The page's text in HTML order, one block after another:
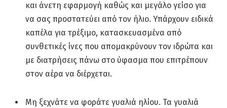
και άνετη εφαρμογή καθώς και μεγάλο γείσο για
να σας προστατεύει από τον ήλιο. Υπάρχουν ειδικά
καπέλα για τρέξιμο, κατασκευασμένα από
συνθετικές ίνες που απομακρύνουν τον ιδρώτα και
με διατρήσεις πάνω στο ύφασμα που επιτρέπουν
στον αέρα να διέρχεται.
Μη ξεχνάτε να φοράτε γυαλιά ηλίου. Τα γυαλιά